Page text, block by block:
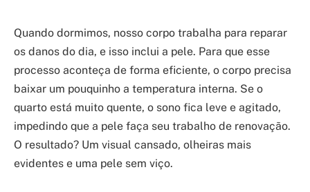
Quando dormimos, nosso corpo trabalha para reparar
os danos do dia, e isso inclui a pele. Para que esse
processo aconteça de forma eficiente, o corpo precisa
baixar um pouquinho a temperatura interna. Se o
quarto está muito quente, o sono fica leve e agitado,
impedindo que a pele faça seu trabalho de renovação.
O resultado? Um visual cansado, olheiras mais
evidentes e uma pele sem viço.